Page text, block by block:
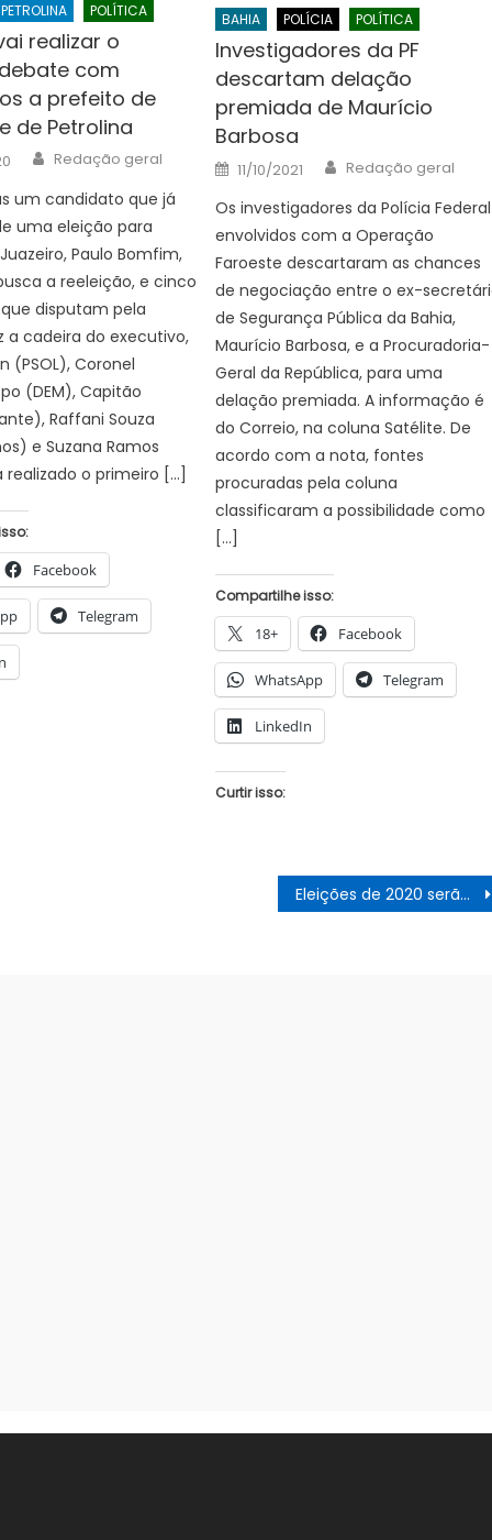
PETROLINA POLÍTICA
realizar o
com
a prefeito de
de Petrolina
Author
Redação geral
um candidato que já
uma eleição para
Paulo Bomfim,
a reeleição, e cinco
disputam pela
a cadeira do executivo,
(PSOL), Coronel
(DEM), Capitão
Raffani Souza
e Suzana Ramos
realizado o primeiro […]
Facebook
Telegram
BAHIA POLÍCIA POLÍTICA
Investigadores da PF
descartam delação
premiada de Maurício
Barbosa
Posted
on
11/10/2021 Author
Redação geral
Os investigadores da Polícia Federal
envolvidos com a Operação
Faroeste descartaram as chances
de negociação entre o ex-
de Segurança Pública da Bahia,
Maurício Barbosa, e a Procuradoria-
Geral da República, para uma
delação premiada. A informação é
do Correio, na coluna Satélite. De
acordo com a nota, fontes
procuradas pela coluna
classificaram a possibilidade como
[…]
Compartilhe isso:
18+ Facebook
WhatsApp Telegram
LinkedIn
Curtir isso:
Eleições de 2020 serão adiadas e votação pode ter novas regras para evitar contágio pela Covid-19